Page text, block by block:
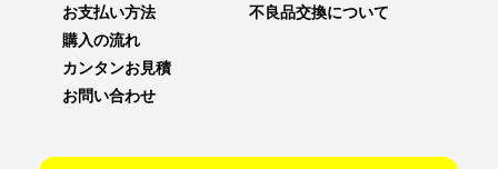
お支払い方法
不良品交換について
購入の流れ
カンタンお見積
お問い合わせ